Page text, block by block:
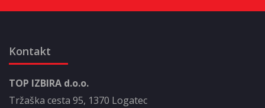
Kontakt
TOP IZBIRA d.o.o.
Tržaška cesta 95, 1370 Logatec